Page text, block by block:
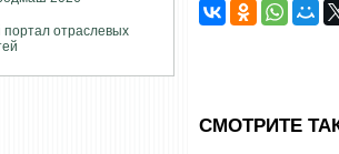
CМОТРИТЕ